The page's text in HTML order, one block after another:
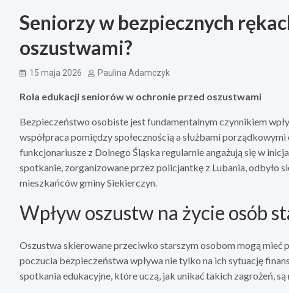
Seniorzy w bezpiecznych
oszustwami?
15 maja 2026 Paulina Adamczyk
Rola edukacji seniorów w ochronie przed oszustwami
Bezpieczeństwo osobiste jest fundamentalnym czynnikiem
współpraca pomiędzy społecznością a służbami
funkcjonariusze z Dolnego Śląska regularnie angażują się w
spotkanie, zorganizowane przez policjantkę z Lubania, odbyło
mieszkańców gminy Siekierczyn.
Wpływ oszustw na życie osób
Oszustwa skierowane przeciwko starszym osobom mogą mieć
poczucia bezpieczeństwa wpływa nie tylko na ich sytuację
spotkania edukacyjne, które uczą, jak unikać takich zagrożeń, są